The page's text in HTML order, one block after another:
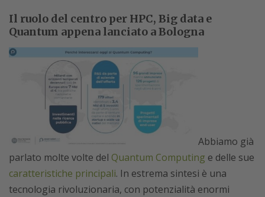
Il ruolo del centro per HPC, Big data e
Quantum appena lanciato a Bologna
Abbiamo già
parlato molte volte del Quantum Computing e delle sue
caratteristiche principali. In estrema sintesi è una
tecnologia rivoluzionaria, con potenzialità enormi